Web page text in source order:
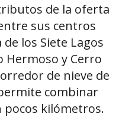
de la oferta
sus centros
los Siete Lagos
Hermoso y Cerro
de nieve de
combinar
pocos kilómetros.